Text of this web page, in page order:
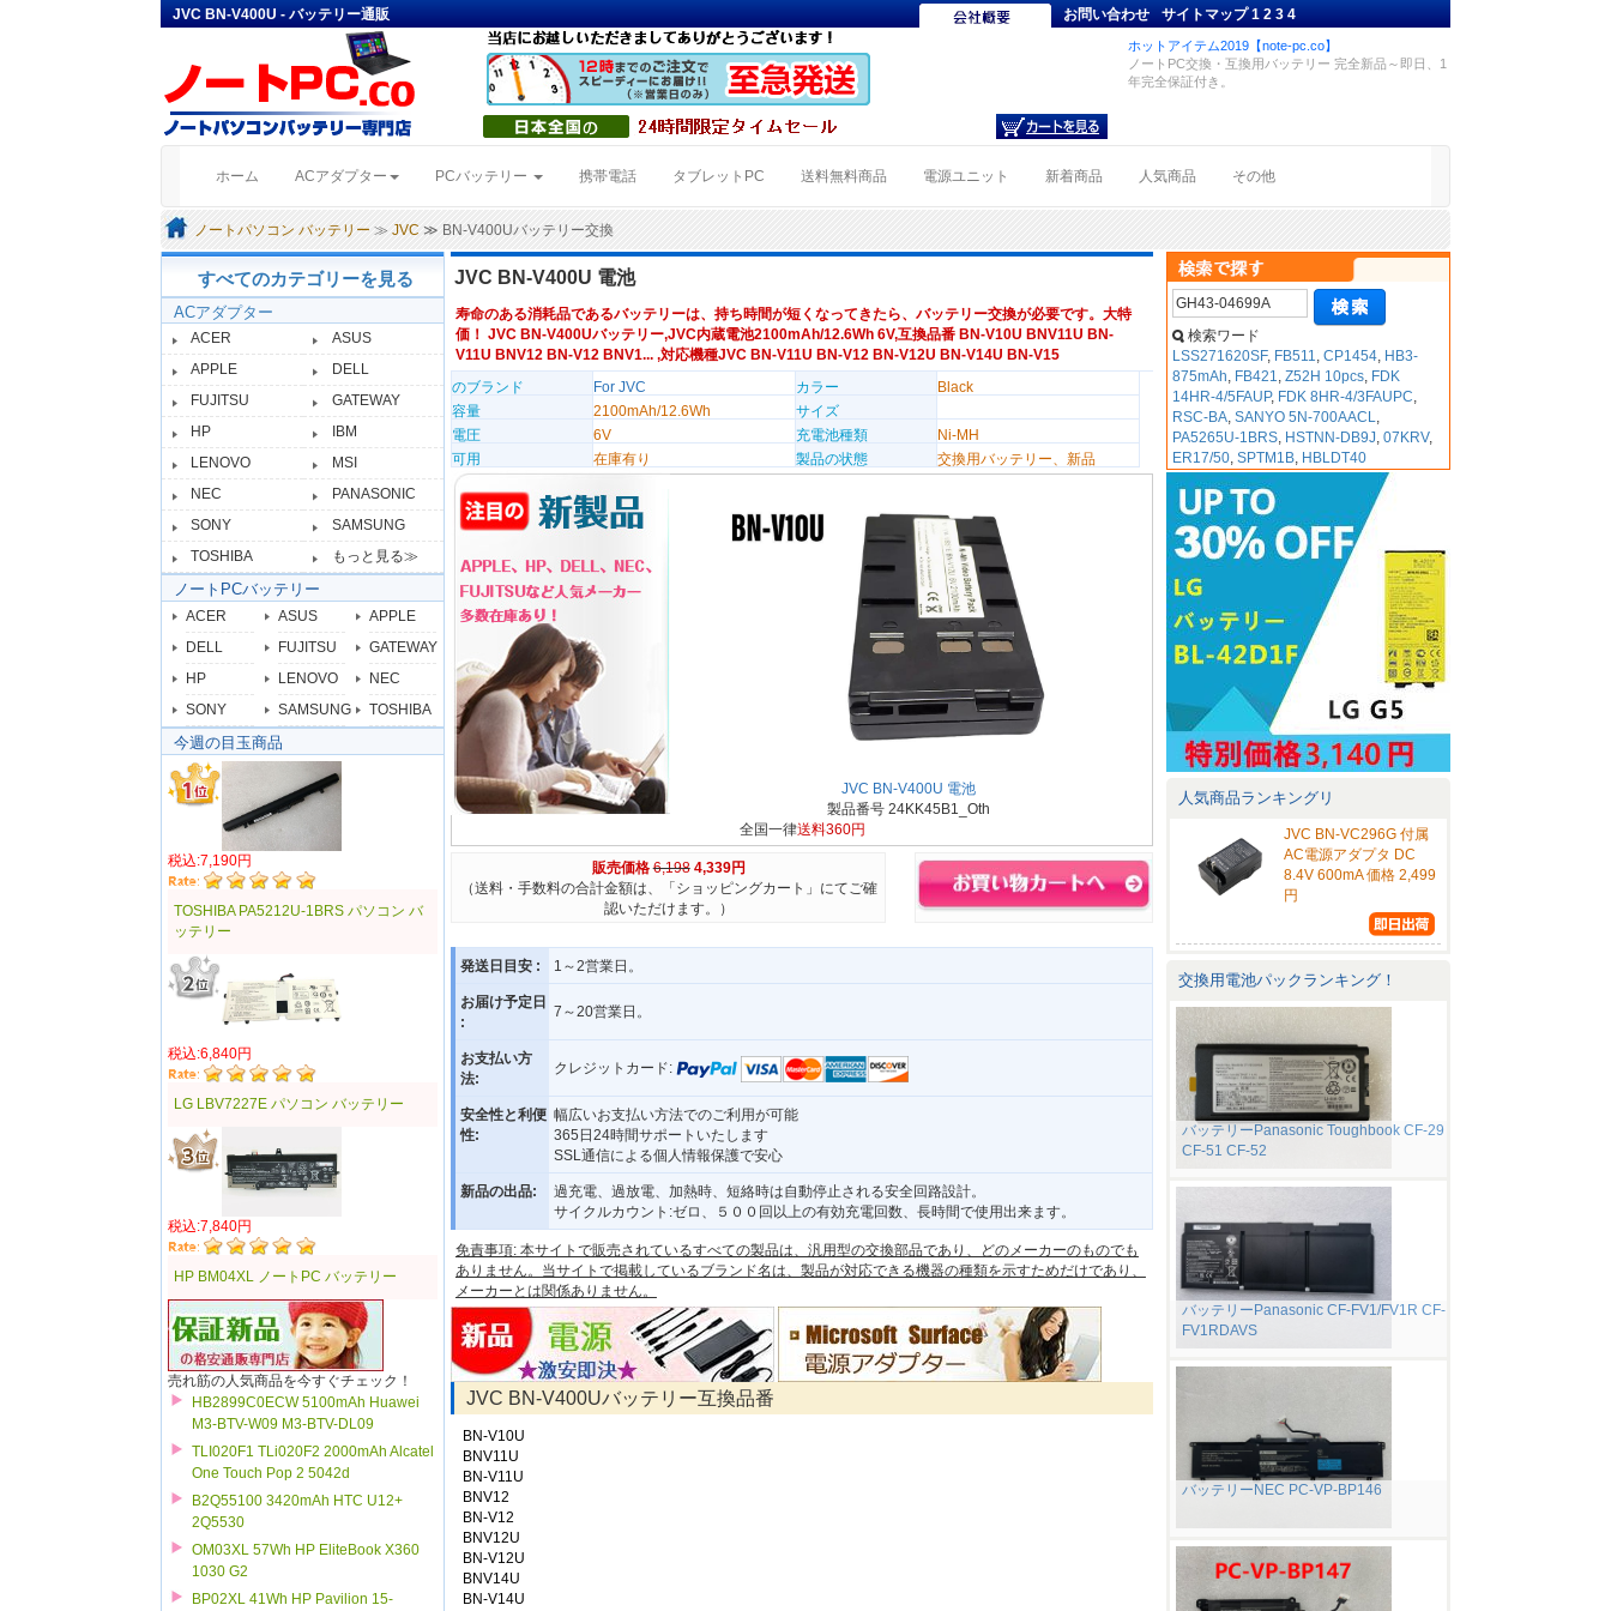
JVC BN-V400U - バッテリー通販 お問い合わせ サイトマップ 1234
ホットアイテム2019【note-pc.co】
ノートPC交換・互換用バッテリー 完全新品～即日、1
年完全保証付き。
ホーム (current)ACアダプター PCバッテリー 携帯電話 タブレットPC 送料無料商品 電源ユニット 新着商品 人気商品 その他
ノートパソコン バッテリー ≫JVC ≫ BN-V400Uバッテリー交換
すべてのカテゴリーを見る
ACアダプター
ACER
ASUS
APPLE
DELL
FUJITSU
GATEWAY
HP
IBM
LENOVO
MSI
NEC
PANASONIC
SONY
SAMSUNG
TOSHIBA
もっと見る≫
ノートPCバッテリー
ACER ASUS
APPLE
DELL
FUJITSU
GATEWAY
HP
LENOVO
NEC
SONY
SAMSUNG TOSHIBA
今週の目玉商品
税込:7,190円
TOSHIBA PA5212U-1BRS パソコン バ
ッテリー
税込:6,840円
LG LBV7227E パソコン バッテリー
税込:7,840円
HP BM04XL ノートPC バッテリー
売れ筋の人気商品を今すぐチェック！
HB2899C0ECW 5100mAh Huawei
M3-BTV-W09 M3-BTV-DL09
TLI020F1 TLi020F2 2000mAh Alcatel
One Touch Pop 2 5042d
B2Q55100 3420mAh HTC U12+
2Q5530
OM03XL 57Wh HP EliteBook X360
1030 G2
BP02XL 41Wh HP Pavilion 15-
JVC BN-V400U 電池
寿命のある消耗品であるバッテリーは、持ち時間が短くなってきたら、バッテリー交換が必要です。大特
価！ JVC BN-V400Uバッテリー,JVC内蔵電池2100mAh/12.6Wh 6V,互換品番 BN-V10U BNV11U BN-
V11U BNV12 BN-V12 BNV1... ,対応機種JVC BN-V11U BN-V12 BN-V12U BN-V14U BN-V15
のブランド
For JVC カラー
Black
容量
2100mAh/12.6Wh
サイズ
電圧
6V 充電池種類
Ni-MH
可用
在庫有り 製品の状態 交換用バッテリー、新品
JVC BN-V400U 電池
製品番号 24KK45B1_Oth
全国一律送料360円
販売価格 6,198 4,339円
（送料・手数料の合計金額は、「ショッピングカート」にてご確
認いただけます。）
発送日目安 : 1～2営業日。
お届け予定日
:
7～20営業日。
お支払い方
法:
クレジットカード:
安全性と利便
性:
幅広いお支払い方法でのご利用が可能
365日24時間サポートいたします
SSL通信による個人情報保護で安心
新品の出品:
過充電、過放電、加熱時、短絡時は自動停止される安全回路設計。
サイクルカウント:ゼロ、５００回以上の有効充電回数、長時間で使用出来ます。
免責事項: 本サイトで販売されているすべての製品は、汎用型の交換部品であり、どのメーカーのものでも
ありません。当サイトで掲載しているブランド名は、製品が対応できる機器の種類を示すためだけであり、
メーカーとは関係ありません。
JVC BN-V400Uバッテリー互換品番
BN-V10U
BNV11U
BN-V11U
BNV12
BN-V12
BNV12U
BN-V12U
BNV14U
BN-V14U
検索ワード
LSS271620SF, FB511,CP1454, HB3-
875mAh, FB421,Z52H 10pcs, FDK
14HR-4/5FAUP, FDK 8HR-4/3FAUPC,
RSC-BA,SANYO 5N-700AACL,
PA5265U-1BRS, HSTNN-DB9J,07KRV,
ER17/50,SPTM1B, HBLDT40
人気商品ランキングリ
JVC BN-VC296G 付属
AC電源アダプタ DC
8.4V 600mA 価格 2,499
円
交換用電池パックランキング！
バッテリーPanasonic Toughbook CF-29
CF-51 CF-52
バッテリーPanasonic CF-FV1/FV1R CF-
FV1RDAVS
バッテリーNEC PC-VP-BP146